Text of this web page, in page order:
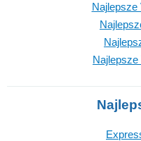
Najlepsze
Najlepsze